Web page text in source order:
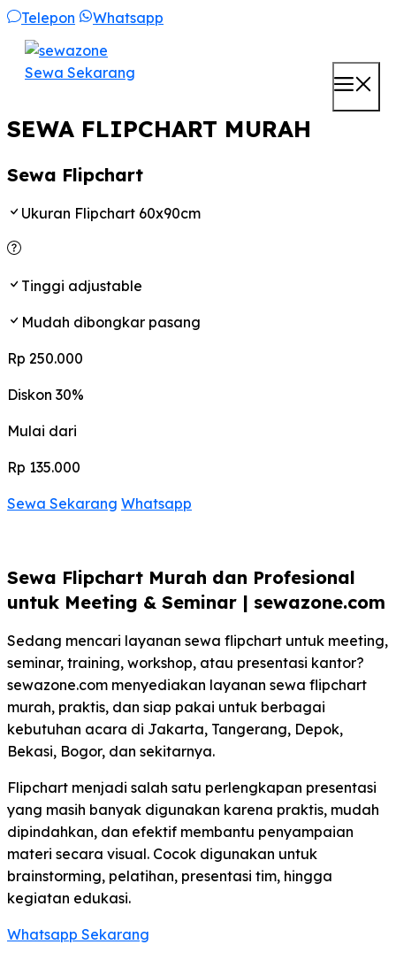
Skip
content
Telepon Whatsapp
Sewa Sekarang
SEWA FLIPCHART MURAH
Sewa Flipchart
Ukuran Flipchart 60x90cm
Tinggi adjustable
Mudah dibongkar pasang
Rp 250.000
Diskon 30%
Mulai dari
Rp 135.000
Sewa Sekarang Whatsapp
Sewa Flipchart Murah dan Profesional
untuk Meeting & Seminar | sewazone.com
Sedang mencari layanan sewa flipchart untuk meeting,
seminar, training, workshop, atau presentasi kantor?
sewazone.com menyediakan layanan sewa flipchart
murah, praktis, dan siap pakai untuk berbagai
kebutuhan acara di Jakarta, Tangerang, Depok,
Bekasi, Bogor, dan sekitarnya.
Flipchart menjadi salah satu perlengkapan presentasi
yang masih banyak digunakan karena praktis, mudah
dipindahkan, dan efektif membantu penyampaian
materi secara visual. Cocok digunakan untuk
brainstorming, pelatihan, presentasi tim, hingga
kegiatan edukasi.
Whatsapp Sekarang